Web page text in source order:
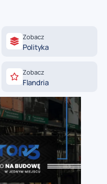
Zobacz
Polityka
Zobacz
Flandria